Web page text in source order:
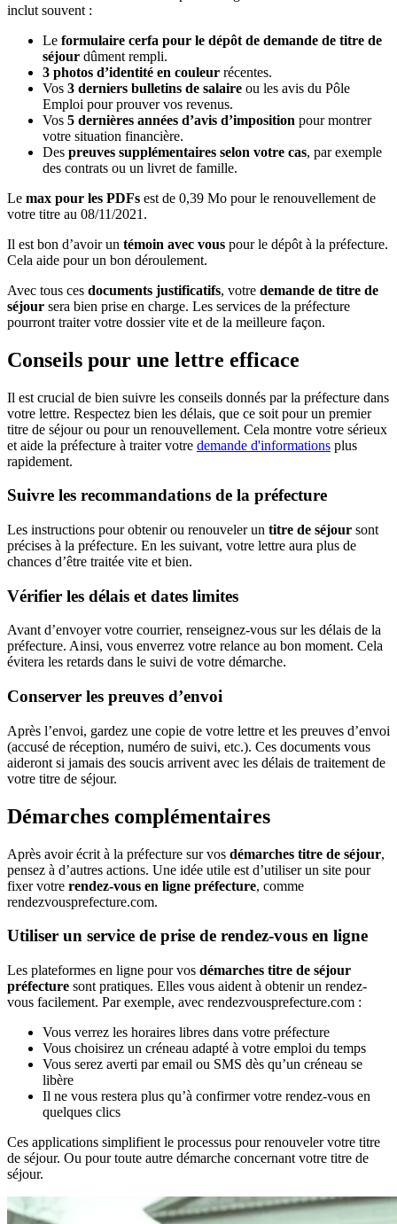
inclut souvent :
Le formulaire cerfa pour le dépôt de demande de titre de
séjour dûment rempli.
3 photos d’identité en couleur récentes.
Vos 3 derniers bulletins de salaire ou les avis du Pôle
Emploi pour prouver vos revenus.
Vos 5 dernières années d’avis d’imposition pour montrer
votre situation financière.
Des preuves supplémentaires selon votre cas, par exemple
des contrats ou un livret de famille.
Le max pour les PDFs est de 0,39 Mo pour le renouvellement de
votre titre au 08/11/2021.
Il est bon d’avoir un témoin avec vous pour le dépôt à la préfecture.
Cela aide pour un bon déroulement.
Avec tous ces documents justificatifs, votre demande de titre de
séjour sera bien prise en charge. Les services de la préfecture
pourront traiter votre dossier vite et de la meilleure façon.
Conseils pour une lettre efficace
Il est crucial de bien suivre les conseils donnés par la préfecture dans
votre lettre. Respectez bien les délais, que ce soit pour un premier
titre de séjour ou pour un renouvellement. Cela montre votre sérieux
et aide la préfecture à traiter votre demande d'informations plus
rapidement.
Suivre les recommandations de la préfecture
Les instructions pour obtenir ou renouveler un titre de séjour sont
précises à la préfecture. En les suivant, votre lettre aura plus de
chances d’être traitée vite et bien.
Vérifier les délais et dates limites
Avant d’envoyer votre courrier, renseignez-vous sur les délais de la
préfecture. Ainsi, vous enverrez votre relance au bon moment. Cela
évitera les retards dans le suivi de votre démarche.
Conserver les preuves d’envoi
Après l’envoi, gardez une copie de votre lettre et les preuves d’envoi
(accusé de réception, numéro de suivi, etc.). Ces documents vous
aideront si jamais des soucis arrivent avec les délais de traitement de
votre titre de séjour.
Démarches complémentaires
Après avoir écrit à la préfecture sur vos démarches titre de séjour,
pensez à d’autres actions. Une idée utile est d’utiliser un site pour
fixer votre rendez-vous en ligne préfecture, comme
rendezvousprefecture.com.
Utiliser un service de prise de rendez-vous en ligne
Les plateformes en ligne pour vos démarches titre de séjour
préfecture sont pratiques. Elles vous aident à obtenir un rendez-
vous facilement. Par exemple, avec rendezvousprefecture.com :
Vous verrez les horaires libres dans votre préfecture
Vous choisirez un créneau adapté à votre emploi du temps
Vous serez averti par email ou SMS dès qu’un créneau se
libère
Il ne vous restera plus qu’à confirmer votre rendez-vous en
quelques clics
Ces applications simplifient le processus pour renouveler votre titre
de séjour. Ou pour toute autre démarche concernant votre titre de
séjour.